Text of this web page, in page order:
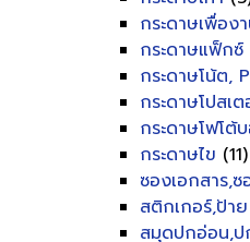
กระดาษเพื่อง
กระดาษแฟ็กซ์
กระดาษโน้ต,
กระดาษโปสเต
กระดาษโฟโต้
กระดาษไข (11)
ซองเอกสาร,
สติกเกอร์,ป้า
สมุดปกอ่อน,ป